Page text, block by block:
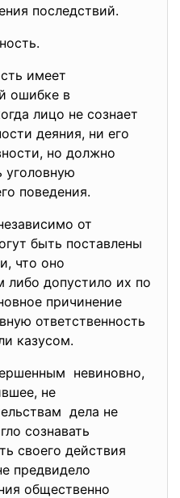
последствий.
имеет
ошибке в
лицо не сознает
деяния, ни его
но должно
уголовную
поведения.
от
быть поставлены
что оно
либо допустило их по
причинение
ответственность
казусом.
невиновно,
не
дела не
сознавать
своего действия
предвидело
общественно